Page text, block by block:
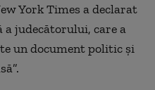
York Times a declarat
a judecătorului, care a
un document politic şi